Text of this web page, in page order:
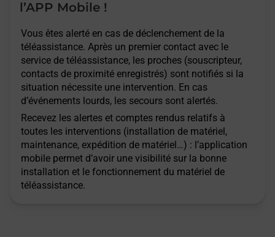
l’APP Mobile !
Vous êtes alerté en cas de déclenchement de la
téléassistance. Après un premier contact avec le
service de téléassistance, les proches (souscripteur,
contacts de proximité enregistrés) sont notifiés si la
situation nécessite une intervention. En cas
d’événements lourds, les secours sont alertés.
Recevez les alertes et comptes rendus relatifs à
toutes les interventions (installation de matériel,
maintenance, expédition de matériel…) : l’application
mobile permet d’avoir une visibilité sur la bonne
installation et le fonctionnement du matériel de
téléassistance.